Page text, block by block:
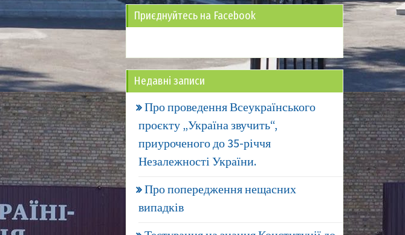
Приєднуйтесь на Facebook
Недавні записи
Про проведення Всеукраїнського
проєкту „Україна звучить“,
приуроченого до 35-річчя
Незалежності України.
Про попередження нещасних
випадків